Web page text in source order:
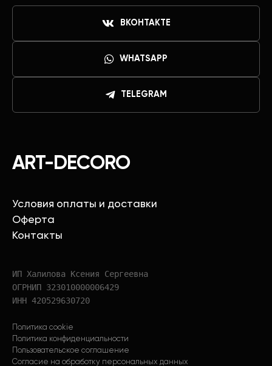
ART-DECORO
Условия оплаты и доставки
Оферта
Контакты
ИП Халилова Ксения Сергеевна
ОГРНИП 323010000006429
ИНН 420529630720
Политика cookie
Политика конфиденциальности
Пользовательское соглашение
Согласие на обработку персональных данных
ВКОНТАКТЕ
WHATSAPP
TELEGRAM